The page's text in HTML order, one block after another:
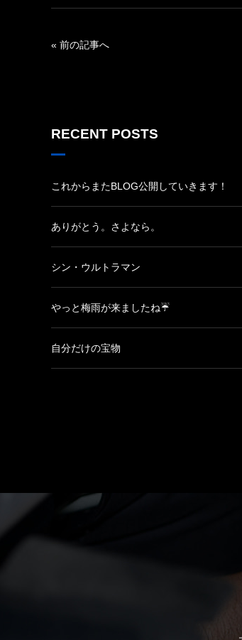
« 前の記事へ
RECENT POSTS
これからまたBLOG公開していきます！
ありがとう。さよなら。
シン・ウルトラマン
やっと梅雨が来ましたね☔
自分だけの宝物